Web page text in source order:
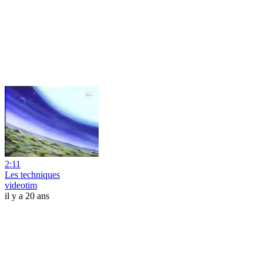
2:11
Les techniques
videotim
il y a 20 ans